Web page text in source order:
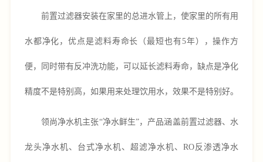
前置过滤器安装在家里的总进水管上，使家里的所有用
水都净化，优点是滤料寿命长（最短也有5年），操作方
便，同时带有反冲洗功能，可以延长滤料寿命，缺点是净化
精度不是特别高，如果用来处理饮用水，效果不是特别好。
领尚净水机主张“净水鲜生”，产品涵盖前置过滤器、水
龙头净水机、台式净水机、超滤净水机、RO反渗透净水